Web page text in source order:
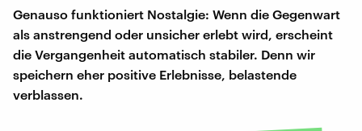
Genauso funktioniert Nostalgie: Wenn die Gegenwart
als anstrengend oder unsicher erlebt wird, erscheint
die Vergangenheit automatisch stabiler. Denn wir
speichern eher positive Erlebnisse, belastende
verblassen.